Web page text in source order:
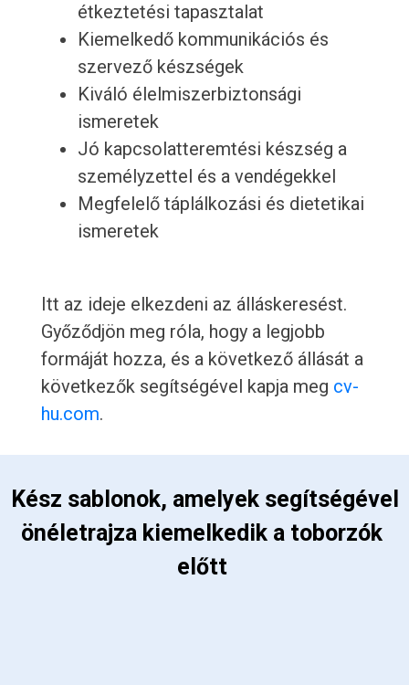
étkeztetési tapasztalat
Kiemelkedő kommunikációs és
szervező készségek
Kiváló élelmiszerbiztonsági
ismeretek
Jó kapcsolatteremtési készség a
személyzettel és a vendégekkel
Megfelelő táplálkozási és dietetikai
ismeretek
Itt az ideje elkezdeni az álláskeresést.
Győződjön meg róla, hogy a legjobb
formáját hozza, és a következő állását a
következők segítségével kapja meg cv-
hu.com.
önéletrajza kiemelkedik a toborzók
előtt